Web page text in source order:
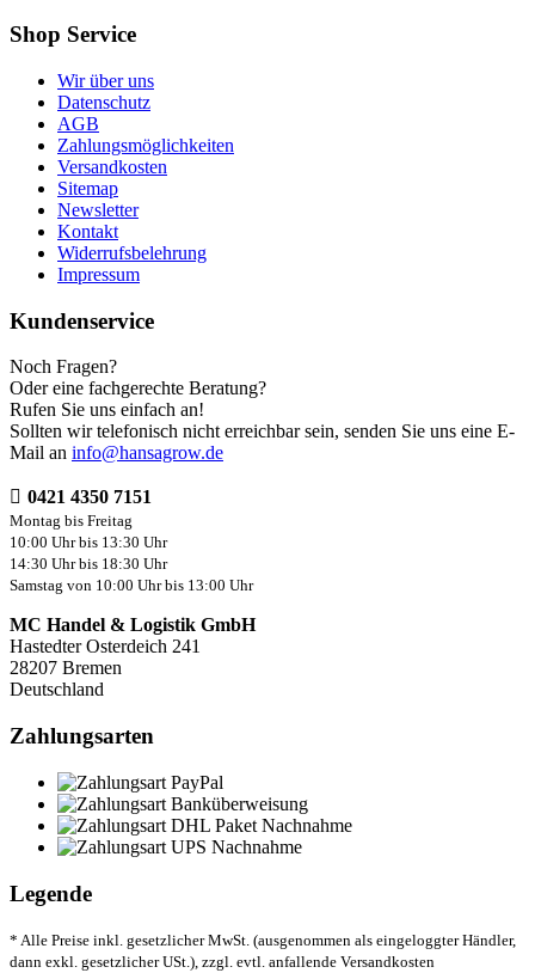
Shop Service
Wir über uns
Datenschutz
AGB
Zahlungsmöglichkeiten
Versandkosten
Sitemap
Newsletter
Kontakt
Widerrufsbelehrung
Impressum
Kundenservice
Noch Fragen?
Oder eine fachgerechte Beratung?
Rufen Sie uns einfach an!
Sollten wir telefonisch nicht erreichbar sein, senden Sie uns eine E-
Mail an info@hansagrow.de
0421 4350 7151
Montag bis Freitag
10:00 Uhr bis 13:30 Uhr
14:30 Uhr bis 18:30 Uhr
Samstag von 10:00 Uhr bis 13:00 Uhr
MC Handel & Logistik GmbH
Hastedter Osterdeich 241
28207 Bremen
Deutschland
Zahlungsarten
Legende
* Alle Preise inkl. gesetzlicher MwSt. (ausgenommen als eingeloggter Händler,
dann exkl. gesetzlicher USt.), zzgl. evtl. anfallende Versandkosten